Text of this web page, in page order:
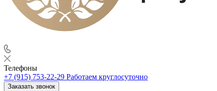
Телефоны
+7 (915) 753-22-29 Работаем круглосуточно
Заказать звонок